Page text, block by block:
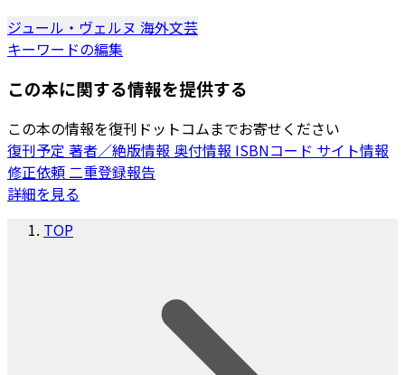
ジュール・ヴェルヌ 海外文芸
キーワードの編集
この本に関する情報を提供する
この本の情報を復刊ドットコムまでお寄せください
復刊予定 著者／絶版情報 奥付情報 ISBNコード サイト情報
修正依頼二重登録報告
詳細を見る
TOP